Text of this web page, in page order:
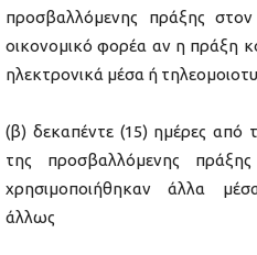
προσβαλλόμενης πράξης στον
οικονομικό φορέα αν η πράξη
ηλεκτρονικά μέσα ή
(β) δεκαπέντε (15) ημέρες από
της προσβαλλόμενης
χρησιμοποιήθηκαν άλλα
άλλως